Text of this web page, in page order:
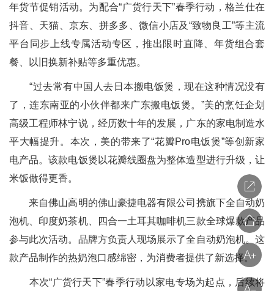
年货节促销活动。为配合“广货行天下”春季行动，格兰仕在
抖音、天猫、京东、拼多多、微信小店及“致物良工”等主流
平台同步上线专属活动专区，推出限时直降、年货组合套
餐、以旧换新补贴等多重优惠。
“过去常有中国人去日本搬电饭煲，现在这种情况没有
了，连东南亚的小伙伴都来广东搬电饭煲。”美的烹饪企划
高级工程师林宁说，经历数十年的发展，广东的家电制造水
平大幅提升。本次，美的带来了“花瓣Pro电饭煲”等创新家
电产品。该款电饭煲以花瓣线圈盘为整体造型进行升级，让
米饭做得更香。
来自佛山高明的佛山豪捷电器有限公司携旗下全自动奶
泡机、印度奶茶机、四合一土耳其咖啡机三款全球爆款产品
参与此次活动。品牌方负责人现场展示了全自动奶泡机。这
款产品制作的热奶泡口感绵密，为消费者提供了新选择。
本次“广货行天下”春季行动以家电专场为起点，后续将